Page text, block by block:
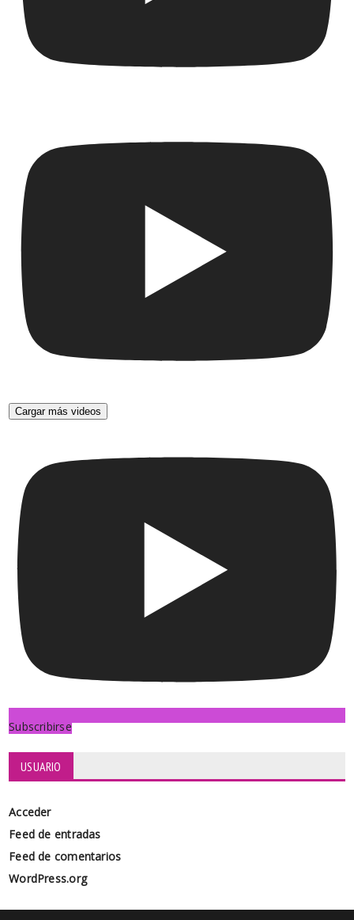
Cargar más videos
Subscribirse
USUARIO
Acceder
Feed de entradas
Feed de comentarios
WordPress.org